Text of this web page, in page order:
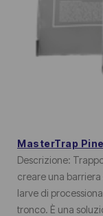
MasterTrap Pine
Descrizione:
creare una
larve di
tronco. È una